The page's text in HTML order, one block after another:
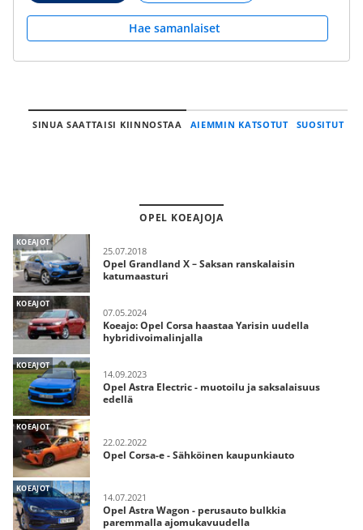
Hae samanlaiset
SINUA SAATTAISI KIINNOSTAA AIEMMIN KATSOTUT SUOSITUT
OPEL KOEAJOJA
KOEAJOT
25.07.2018
Opel Grandland X – Saksan ranskalaisin
katumaasturi
KOEAJOT
07.05.2024
Koeajo: Opel Corsa haastaa Yarisin uudella
hybridivoimalinjalla
KOEAJOT
14.09.2023
Opel Astra Electric - muotoilu ja saksalaisuus
edellä
KOEAJOT
22.02.2022
Opel Corsa-e - Sähköinen kaupunkiauto
KOEAJOT
14.07.2021
Opel Astra Wagon - perusauto bulkkia
paremmalla ajomukavuudella